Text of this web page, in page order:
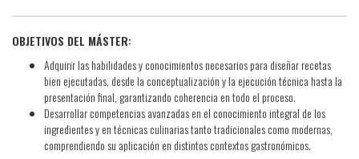
OBJETIVOS DEL MÁSTER:
Adquirir las habilidades y conocimientos necesarios para diseñar recetas
bien ejecutadas, desde la conceptualización y la ejecución técnica hasta la
presentación final, garantizando coherencia en todo el proceso.
Desarrollar competencias avanzadas en el conocimiento integral de los
ingredientes y en técnicas culinarias tanto tradicionales como modernas,
comprendiendo su aplicación en distintos contextos gastronómicos.